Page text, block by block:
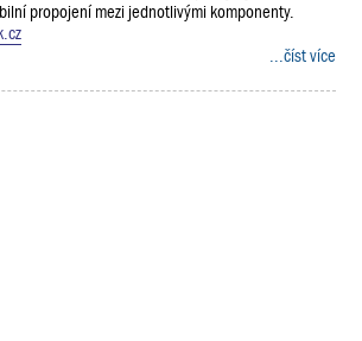
propojení mezi jednotlivými komponenty.
...číst více